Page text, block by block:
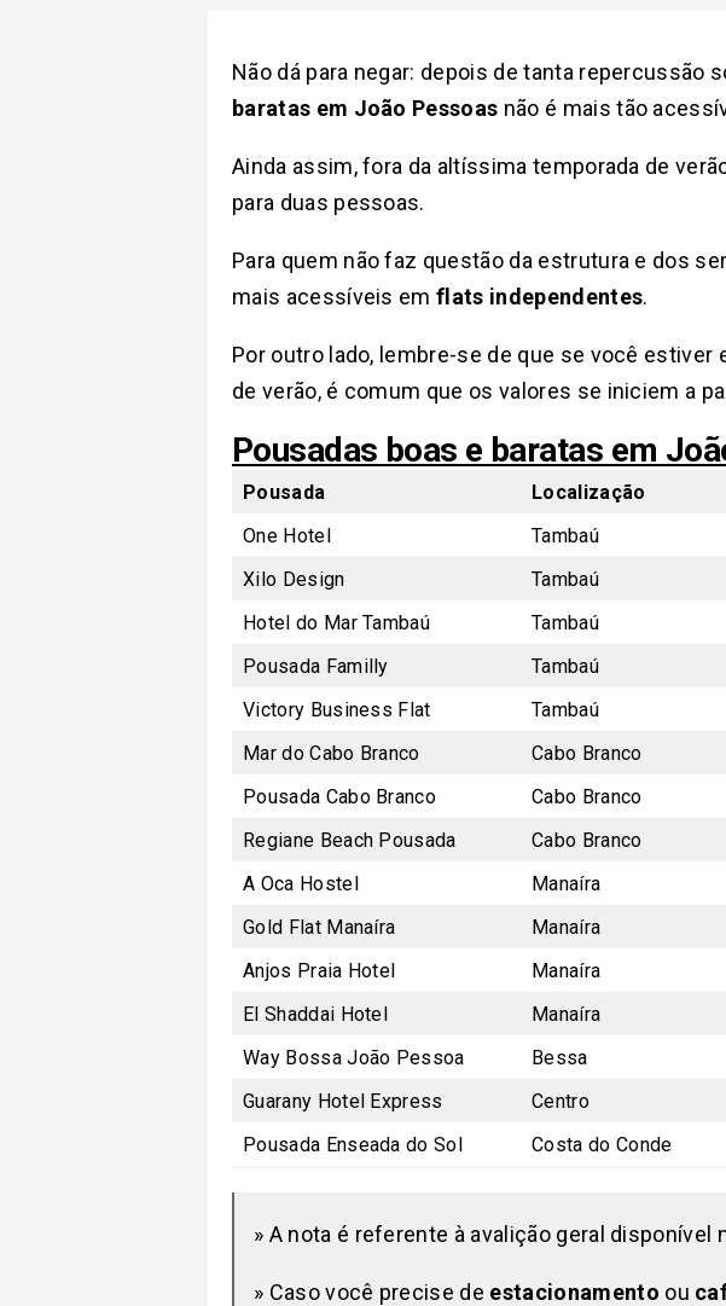
Não dá para negar: depois de tanta repercussão
baratas em João Pessoas não é mais tão
Ainda assim, fora da altíssima temporada de
para duas pessoas.
Para quem não faz questão da estrutura e dos
mais acessíveis emflats independentes.
Por outro lado, lembre-se de que se você estiver
de verão, é comum que os valores se iniciem a
Pousadas boas e baratas em
Pousada Localização
One Hotel
Tambaú
Xilo Design
Tambaú
Hotel do Mar Tambaú
Tambaú
Pousada Familly
Tambaú
Victory Business Flat
Tambaú
Mar do Cabo Branco
Cabo Branco
Pousada Cabo Branco
Cabo Branco
Regiane Beach Pousada
Cabo Branco
A Oca Hostel
Manaíra
Gold Flat Manaíra
Manaíra
Anjos Praia Hotel
Manaíra
El Shaddai Hotel
Manaíra
Way Bossa João Pessoa
Bessa
Guarany Hotel Express
Centro
Pousada Enseada do Sol
Costa do Conde
» A nota é referente à avalição geral disponível
» Caso você precise de estacionamento ou